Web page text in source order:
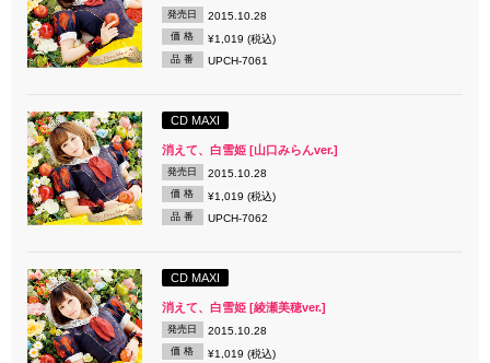
発売日 2015.10.28
価 格 ¥1,019 (税込)
品 番 UPCH-7061
CD MAXI
消えて、白雪姫 [山口みらんver.]
発売日 2015.10.28
価 格 ¥1,019 (税込)
品 番 UPCH-7062
CD MAXI
消えて、白雪姫 [綾瀬美穂ver.]
発売日 2015.10.28
価 格 ¥1,019 (税込)